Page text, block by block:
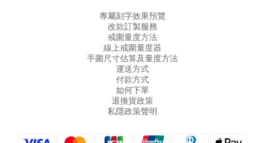
專屬刻字效果預覽
改款訂製服務
戒圍量度方法
線上戒圍量度器
手圍尺寸估算及量度方法
運送方式
付款方式
如何下單
退換貨政策
私隱政策聲明